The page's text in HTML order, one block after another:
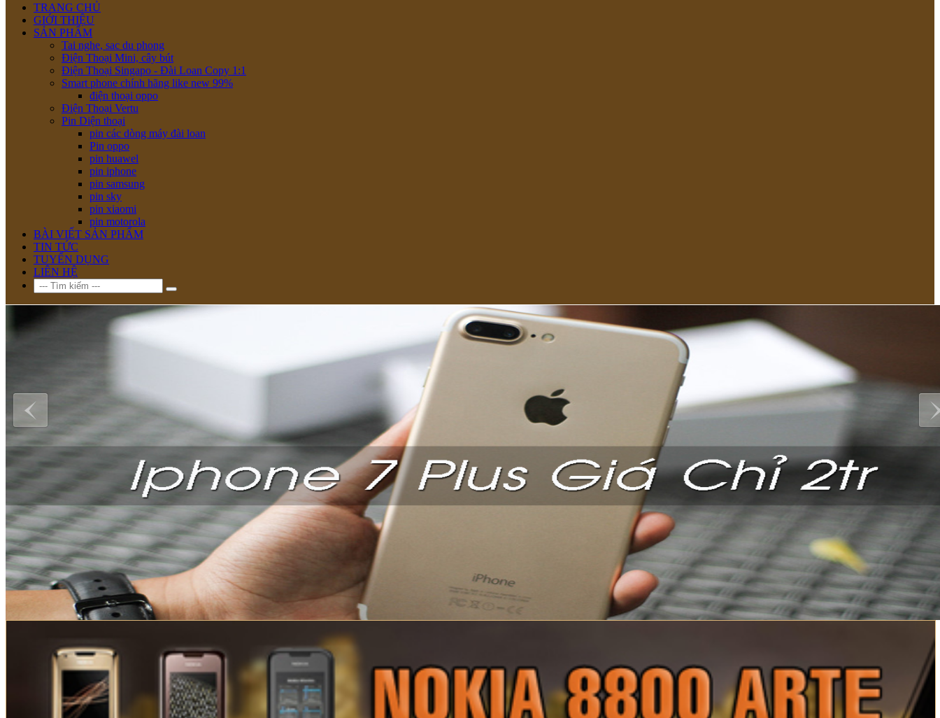
TRANG CHỦ
GIỚI THIỆU
SẢN PHẨM
Tai nghe, sac du phong
Điện Thoại Mini, cây bút
Điện Thoại Singapo - Đài Loan Copy 1:1
Smart phone chính hãng like new 99%
điện thoại oppo
Điện Thoại Vertu
Pin Diện thoại
pin các dòng máy đài loan
Pin oppo
pin huawel
pin iphone
pin samsung
pin sky
pin xiaomi
pin motorola
BÀI VIẾT SẢN PHẨM
TIN TỨC
TUYỂN DỤNG
LIÊN HỆ